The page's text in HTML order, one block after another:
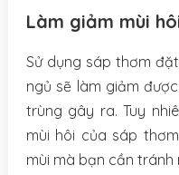
Làm giảm mùi
Sử dụng sáp thơm
ngủ sẽ làm giảm
trùng gây ra. Tuy
mùi hôi của sáp
mùi mà bạn cần tránh